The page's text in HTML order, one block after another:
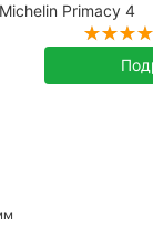
Michelin Primacy 4